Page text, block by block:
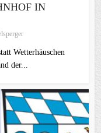
IN
Wetterhäuschen
der...